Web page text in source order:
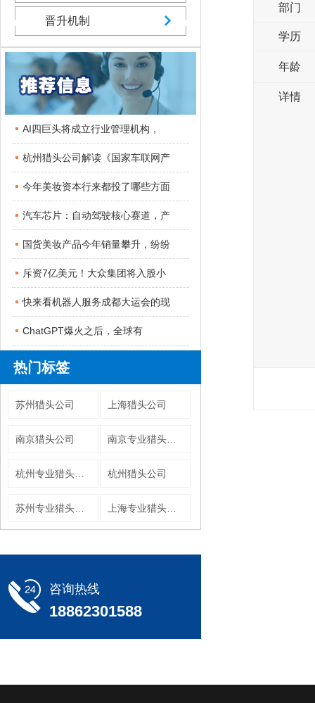
晋升机制
AI四巨头将成立行业管理机构，
杭州猎头公司解读《国家车联网产
今年美妆资本行来都投了哪些方面
汽车芯片：自动驾驶核心赛道，产
国货美妆产品今年销量攀升，纷纷
斥资7亿美元！大众集团将入股小
快来看机器人服务成都大运会的现
ChatGPT爆火之后，全球有
热门标签
苏州猎头公司 上海猎头公司
南京猎头公司
杭州猎头公司
咨询热线
18862301588
部门
学历
年龄
详情